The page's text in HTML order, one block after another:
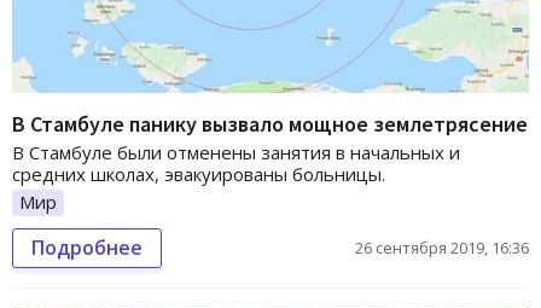
В Стамбуле панику вызвало мощное землетрясение
В Стамбуле были отменены занятия в начальных и
средних школах, эвакуированы больницы.
Мир
Подробнее 26 сентября 2019, 16:36